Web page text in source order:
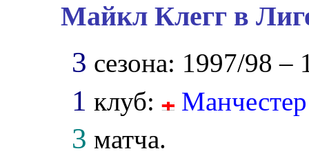
Майкл Клегг в
3 сезона: 1997/98 –
1 клуб:
3 матча.